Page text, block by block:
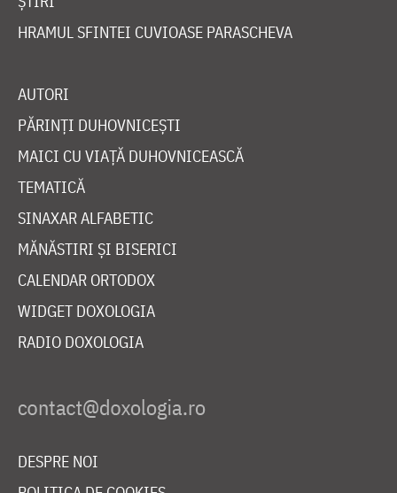
HRAMUL SFINTEI CUVIOASE PARASCHEVA
AUTORI
PĂRINȚI DUHOVNICEȘTI
MAICI CU VIAȚĂ DUHOVNICEASCĂ
TEMATICĂ
SINAXAR ALFABETIC
MĂNĂSTIRI ȘI BISERICI
CALENDAR ORTODOX
WIDGET DOXOLOGIA
RADIO DOXOLOGIA
DESPRE NOI